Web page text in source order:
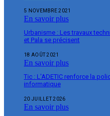
5 NOVEMBRE 2021
En savoir plus
Urbanisme : Les travaux
et Pala se précisent
18 AOÛT 2021
En savoir plus
Tic : L’ADETIC renforce la
informatique
20 JUILLET 2026
En savoir plus